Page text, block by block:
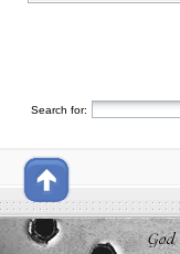
Search for: